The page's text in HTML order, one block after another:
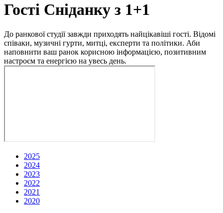
Гості Сніданку з 1+1
До ранкової студії завжди приходять найцікавіші гості. Відомі
співаки, музичні гурти, митці, експерти та політики. Аби
наповнити ваш ранок корисною інформацією, позитивним
настроєм та енергією на увесь день.
2025
2024
2023
2022
2021
2020